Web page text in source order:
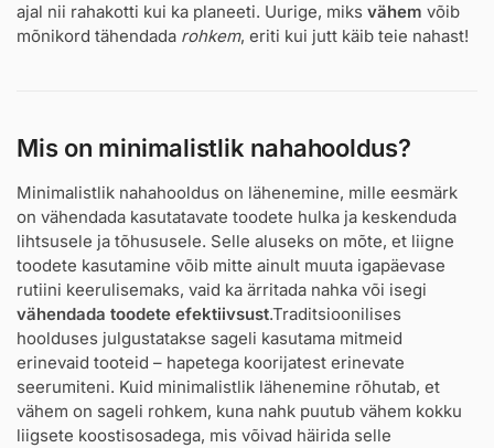
ajal nii rahakotti kui ka planeeti. Uurige, miks vähem võib
mõnikord tähendada rohkem, eriti kui jutt käib teie nahast!
Mis on minimalistlik nahahooldus?
Minimalistlik nahahooldus on lähenemine, mille eesmärk
on vähendada kasutatavate toodete hulka ja keskenduda
lihtsusele ja tõhususele. Selle aluseks on mõte, et liigne
toodete kasutamine võib mitte ainult muuta igapäevase
rutiini keerulisemaks, vaid ka ärritada nahka või isegi
vähendada toodete efektiivsust.Traditsioonilises
hoolduses julgustatakse sageli kasutama mitmeid
erinevaid tooteid – hapetega koorijatest erinevate
seerumiteni. Kuid minimalistlik lähenemine rõhutab, et
vähem on sageli rohkem, kuna nahk puutub vähem kokku
liigsete koostisosadega, mis võivad häirida selle